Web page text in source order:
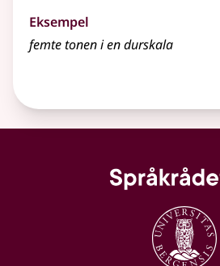
Eksempel
femte tonen i en durskala